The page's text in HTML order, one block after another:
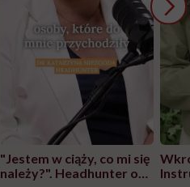
"Jestem w ciąży, co mi się
należy?". Headhunter o